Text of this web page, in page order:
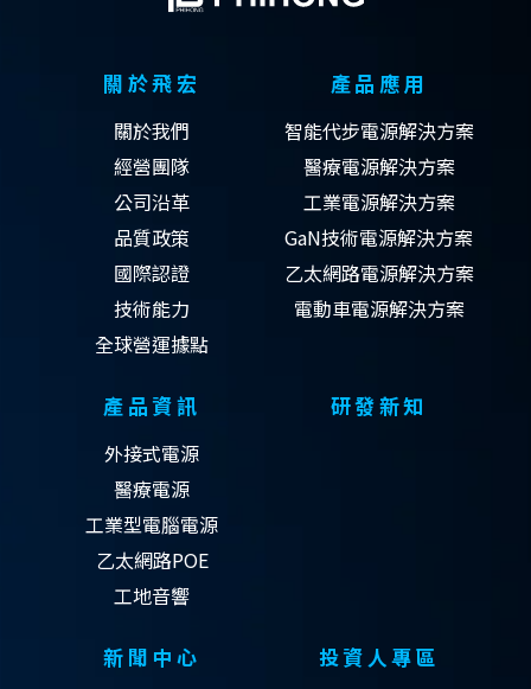
關於飛宏
關於我們
經營團隊
公司沿革
品質政策
國際認證
技術能力
全球營運據點
產品應用
智能代步電源解決方案
醫療電源解決方案
工業電源解決方案
GaN技術電源解決方案
乙太網路電源解決方案
電動車電源解決方案
產品資訊
外接式電源
醫療電源
工業型電腦電源
乙太網路POE
工地音響
研發新知
新聞中心 投資人專區